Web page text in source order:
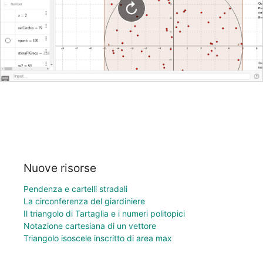
Nuove risorse
Pendenza e cartelli stradali
La circonferenza del giardiniere
Il triangolo di Tartaglia e i numeri politopici
Notazione cartesiana di un vettore
Triangolo isoscele inscritto di area max